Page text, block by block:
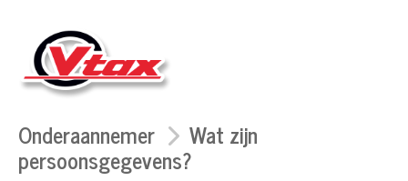
Onderaannemer Wat zijn
persoonsgegevens?